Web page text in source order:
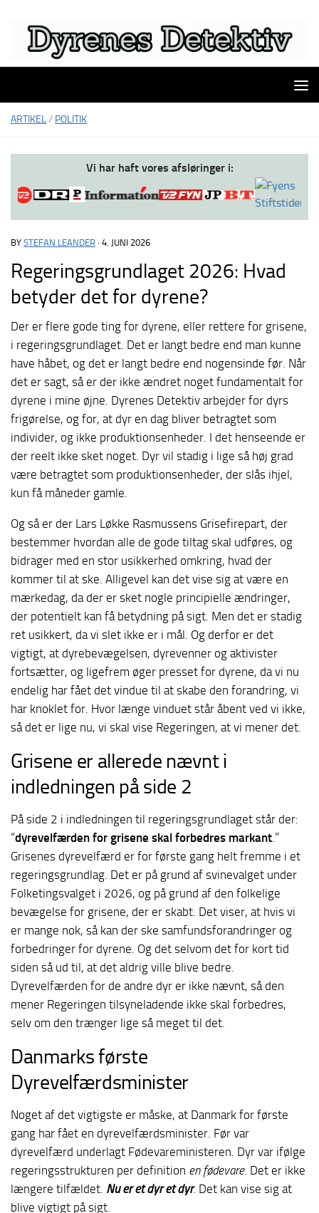
ARTIKEL/ POLITIK
Vi har haft vores afsløringer i:
Regeringsgrundlaget 2026: Hvad
betyder det for dyrene?
BY STEFAN LEANDER · 4. JUNI 2026
Der er flere gode ting for dyrene, eller rettere for grisene,
i regeringsgrundlaget. Det er langt bedre end man kunne
have håbet, og det er langt bedre end nogensinde før. Når
det er sagt, så er der ikke ændret noget fundamentalt for
dyrene i mine øjne. Dyrenes Detektiv arbejder for dyrs
frigørelse, og for, at dyr en dag bliver betragtet som
individer, og ikke produktionsenheder. I det henseende er
der reelt ikke sket noget. Dyr vil stadig i lige så høj grad
være betragtet som produktionsenheder, der slås ihjel,
kun få måneder gamle.
Og så er der Lars Løkke Rasmussens Grisefirepart, der
bestemmer hvordan alle de gode tiltag skal udføres, og
bidrager med en stor usikkerhed omkring, hvad der
kommer til at ske. Alligevel kan det vise sig at være en
mærkedag, da der er sket nogle principielle ændringer,
der potentielt kan få betydning på sigt. Men det er stadig
ret usikkert, da vi slet ikke er i mål. Og derfor er det
vigtigt, at dyrebevægelsen, dyrevenner og aktivister
fortsætter, og ligefrem øger presset for dyrene, da vi nu
endelig har fået det vindue til at skabe den forandring, vi
har knoklet for. Hvor længe vinduet står åbent ved vi ikke,
så det er lige nu, vi skal vise Regeringen, at vi mener det.
Grisene er allerede nævnt i
indledningen på side 2
På side 2 i indledningen til regeringsgrundlaget står der:
“dyrevelfærden for grisene skal forbedres markant .”
Grisenes dyrevelfærd er for første gang helt fremme i et
regeringsgrundlag. Det er på grund af svinevalget under
Folketingsvalget i 2026, og på grund af den folkelige
bevægelse for grisene, der er skabt. Det viser, at hvis vi
er mange nok, så kan der ske samfundsforandringer og
forbedringer for dyrene. Og det selvom det for kort tid
siden så ud til, at det aldrig ville blive bedre.
Dyrevelfærden for de andre dyr er ikke nævnt, så den
mener Regeringen tilsyneladende ikke skal forbedres,
selv om den trænger lige så meget til det.
Danmarks første
Dyrevelfærdsminister
Noget af det vigtigste er måske, at Danmark for første
gang har fået en dyrevelfærdsminister. Før var
dyrevelfærd underlagt Fødevareministeren. Dyr var ifølge
regeringsstrukturen per definition en fødevare. Det er ikke
længere tilfældet. Nu er et dyr et dyr. Det kan vise sig at
blive vigtigt på sigt.